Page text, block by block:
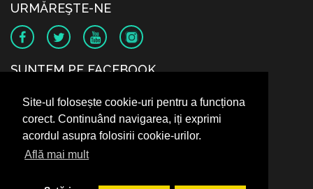
Site-ul folosește cookie-uri pentru a funcționa
corect. Continuând navigarea, iți exprimi
acordul asupra folosirii cookie-urilor.
Află mai mult
URMĂREŞTE-NE
SUNTEM PE FACEBOOK